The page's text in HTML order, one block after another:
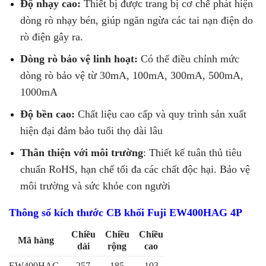
Độ nhạy cao: Thiết bị được trang bị cơ chế phát hiện
dòng rò nhạy bén, giúp ngăn ngừa các tai nạn điện do
rò điện gây ra.
Dòng rò bảo vệ linh hoạt: Có thể điều chỉnh mức
dòng rò bảo vệ từ 30mA, 100mA, 300mA, 500mA,
1000mA
Độ bền cao: Chất liệu cao cấp và quy trình sản xuất
hiện đại đảm bảo tuổi thọ dài lâu
Thân thiện với môi trường: Thiết kế tuân thủ tiêu
chuẩn RoHS, hạn chế tối đa các chất độc hại. Bảo vệ
môi trường và sức khỏe con người
Thông số kích thước CB khối Fuji EW400HAG 4P
Mã hàng
Chiều
dài
Chiều
rộng
Chiều
cao